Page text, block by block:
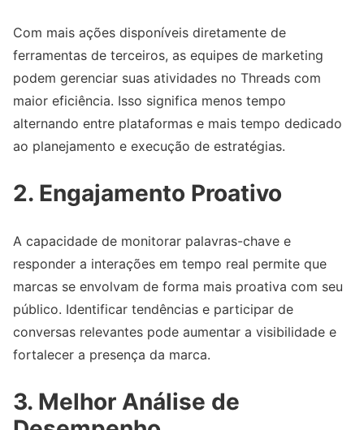
Com mais ações disponíveis diretamente de
ferramentas de terceiros, as equipes de marketing
podem gerenciar suas atividades no Threads com
maior eficiência. Isso significa menos tempo
alternando entre plataformas e mais tempo dedicado
ao planejamento e execução de estratégias.
2. Engajamento Proativo
A capacidade de monitorar palavras-chave e
responder a interações em tempo real permite que
marcas se envolvam de forma mais proativa com seu
público. Identificar tendências e participar de
conversas relevantes pode aumentar a visibilidade e
fortalecer a presença da marca.
3. Melhor Análise de